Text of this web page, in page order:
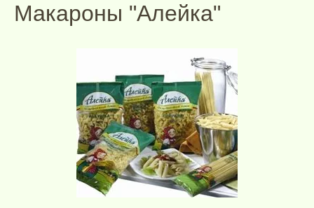
Макароны "Алейка"